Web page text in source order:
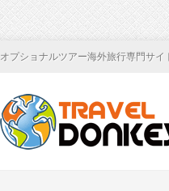
オプショナルツアー海外旅行専門サ